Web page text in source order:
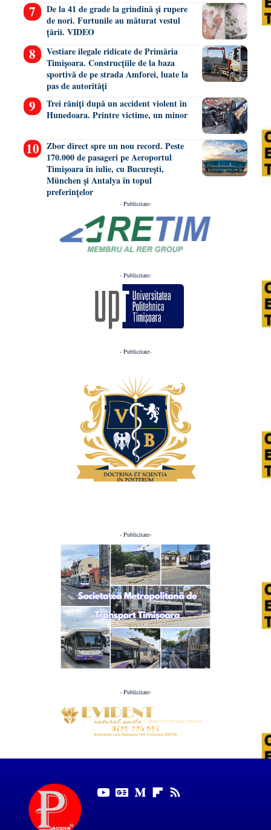
De la 41 de grade la grindină și rupere
de nori. Furtunile au măturat vestul
țării. VIDEO
Vestiare ilegale ridicate de Primăria
Timișoara. Construcțiile de la baza
sportivă de pe strada Amforei, luate la
pas de autorități
Trei răniți după un accident violent în
Hunedoara. Printre victime, un minor
Zbor direct spre un nou record. Peste
170.000 de pasageri pe Aeroportul
Timișoara în iulie, cu București,
München și Antalya în topul
preferințelor
- Publicitate-
- Publicitate-
- Publicitate-
- Publicitate-
- Publicitate-